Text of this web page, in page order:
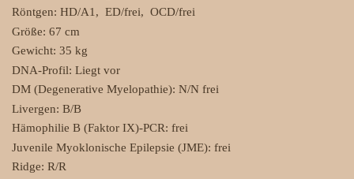
Röntgen: HD/A1, ED/frei, OCD/frei
Größe: 67 cm
Gewicht: 35 kg
DNA-Profil: Liegt vor
DM (Degenerative Myelopathie): N/N frei
Livergen: B/B
Hämophilie B (Faktor IX)-PCR: frei
Juvenile Myoklonische Epilepsie (JME): frei
Ridge: R/R